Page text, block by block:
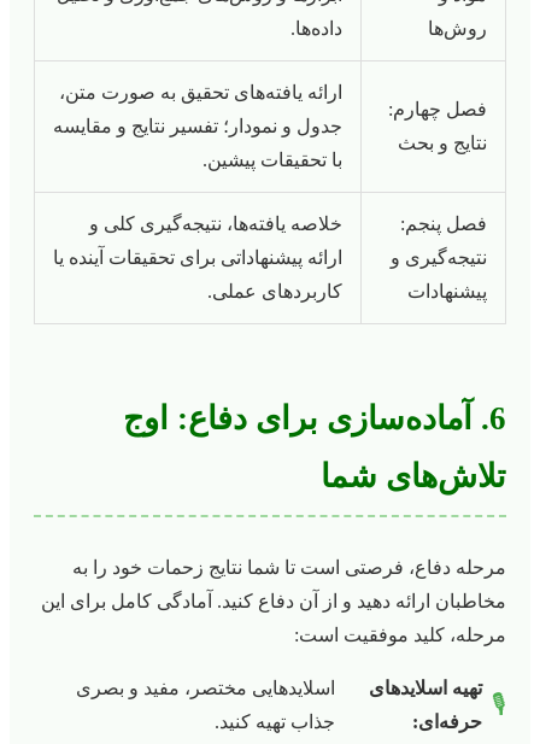
روش‌ها
داده‌ها.
فصل چهارم:
نتایج و بحث
ارائه یافته‌های تحقیق به صورت متن،
جدول و نمودار؛ تفسیر نتایج و مقایسه
با تحقیقات پیشین.
فصل پنجم:
نتیجه‌گیری و
پیشنهادات
خلاصه یافته‌ها، نتیجه‌گیری کلی و
ارائه پیشنهاداتی برای تحقیقات آینده یا
کاربردهای عملی.
6. آماده‌سازی برای دفاع: اوج
تلاش‌های شما
مرحله دفاع، فرصتی است تا شما نتایج زحمات خود را به
مخاطبان ارائه دهید و از آن دفاع کنید. آمادگی کامل برای این
مرحله، کلید موفقیت است:
🎙️
تهیه اسلاید‌های
حرفه‌ای:
اسلایدهایی مختصر، مفید و بصری
جذاب تهیه کنید.